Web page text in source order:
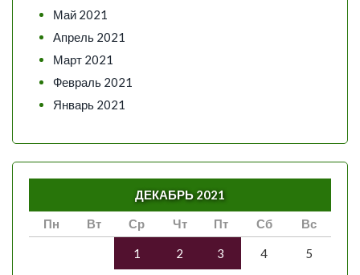
Май 2021
Апрель 2021
Март 2021
Февраль 2021
Январь 2021
ДЕКАБРЬ 2021
Пн
Вт Ср Чт Пт Сб Вс
1 2 3 4 5